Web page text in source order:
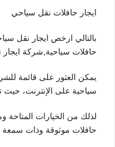
ايجار حافلات نقل سياحي
بالتالي ارخص ايجار نقل
حافلات سياحية,شركة
يمكن العثور على قائمة
سياحية على الإنترنت، حيث
لذلك من الخيارات
حافلات موثوقة وذات سمعة